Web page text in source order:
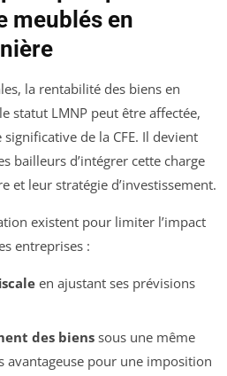
meublés en
la rentabilité des biens en
statut LMNP peut être affectée,
de la CFE. Il devient
bailleurs d’intégrer cette charge
et leur stratégie d’investissement.
existent pour limiter l’impact
entreprises :
en ajustant ses prévisions
des bienssous une même
pour une imposition